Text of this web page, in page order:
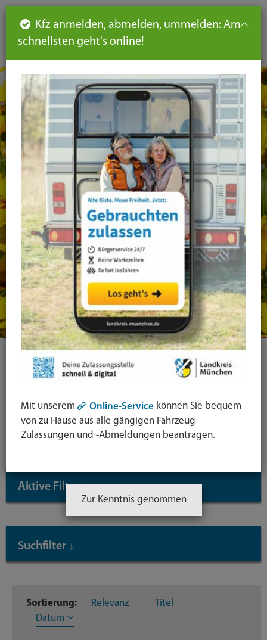
DE
Ihre Suche
Symbol
mit
Taste
Suche in leichter Sprache
Aktive Filter↓
Inhaltstyp: Dienstleistungen
Suchfilter ↓
Dienstleistungen
Sortierung: Relevanz
Titel
Datum
Seiteninhalt
Hauptnavigation
Seitennavigation
leichte
Sprache
Kfz anmelden, abmelden, ummelden: Am
schnellsten geht's online!
Mit unserem Online-Service können Sie bequem
von zu Hause aus alle gängigen Fahrzeug-
Zulassungen und -Abmeldungen beantragen.
Zur Kenntnis genommen